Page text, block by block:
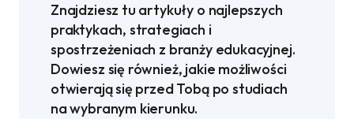
Znajdziesz tu artykuły o najlepszych
praktykach, strategiach i
spostrzeżeniach z branży edukacyjnej.
Dowiesz się również, jakie możliwości
otwierają się przed Tobą po studiach
na wybranym kierunku.